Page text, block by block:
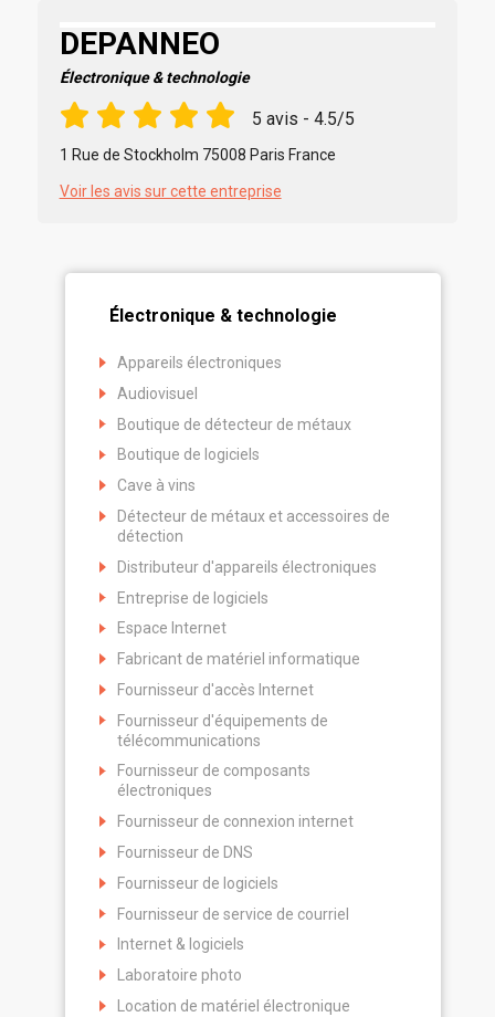
DEPANNEO
Électronique & technologie
5 avis - 4.5/5
1 Rue de Stockholm 75008 Paris France
Voir les avis sur cette entreprise
Électronique & technologie
Appareils électroniques
Audiovisuel
Boutique de détecteur de métaux
Boutique de logiciels
Cave à vins
Détecteur de métaux et accessoires de
détection
Distributeur d'appareils électroniques
Entreprise de logiciels
Espace Internet
Fabricant de matériel informatique
Fournisseur d'accès Internet
Fournisseur d'équipements de
télécommunications
Fournisseur de composants
électroniques
Fournisseur de connexion internet
Fournisseur de DNS
Fournisseur de logiciels
Fournisseur de service de courriel
Internet & logiciels
Laboratoire photo
Location de matériel électronique